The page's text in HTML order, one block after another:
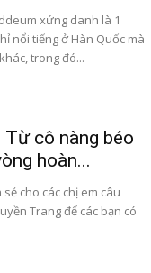
xứng danh là 1
nổi tiếng ở Hàn Quốc mà
trong đó...
Từ cô nàng béo
hoàn...
cho các chị em câu
Trang để các bạn có